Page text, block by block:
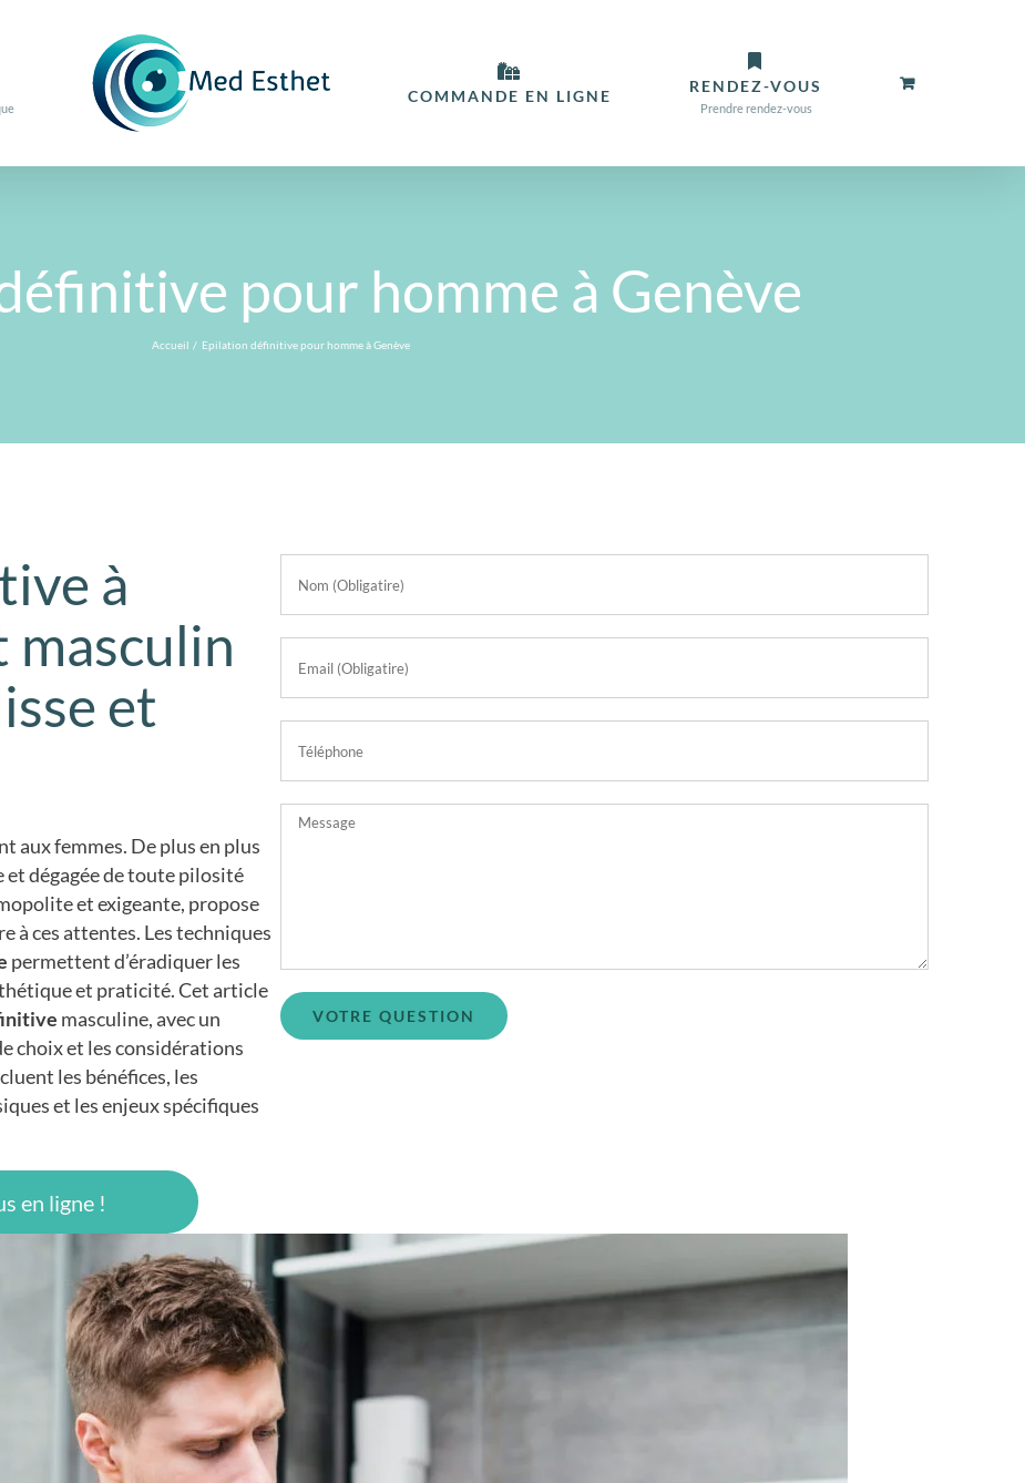
COMMANDE EN LIGNE
RENDEZ-VOUS
Prendre rendez-vous
pour homme à Genève
Accueil Epilation définitive pour homme à Genève
à
masculin
et
aux femmes. De plus en plus
dégagée de toute pilosité
et exigeante, propose
à ces attentes. Les techniques
permettent d’éradiquer les
et praticité. Cet article
masculine, avec un
choix et les considérations
les bénéfices, les
et les enjeux spécifiques
en ligne !